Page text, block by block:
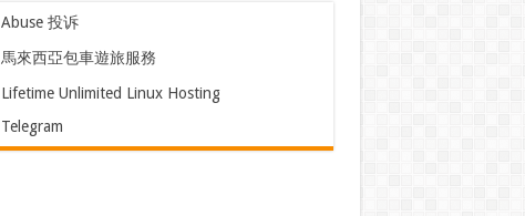
Abuse 投诉
馬來西亞包車遊旅服務
Lifetime Unlimited Linux Hosting
Telegram